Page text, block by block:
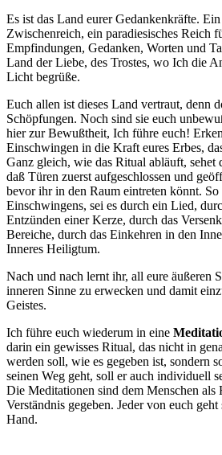
Es ist das Land eurer Gedankenkräfte. Ein
Zwischenreich, ein paradiesisches Reich
Empfindungen, Gedanken, Worten und
Land der Liebe, des Trostes, wo Ich die
Licht begrüße.
Euch allen ist dieses Land vertraut, denn
Schöpfungen. Noch sind sie euch
hier zur Bewußtheit, Ich führe euch!
Einschwingen in die Kraft eures Erbes,
Ganz gleich, wie das Ritual abläuft, sehet
daß Türen zuerst aufgeschlossen und
bevor ihr in den Raum eintreten könnt. So
Einschwingens, sei es durch ein Lied,
Entzünden einer Kerze, durch das
Bereiche, durch das Einkehren in den
Inneres Heiligtum.
Nach und nach lernt ihr, all eure äußeren
inneren Sinne zu erwecken und damit
Geistes.
Ich führe euch wiederum in eine
darin ein gewisses Ritual, das nicht in
werden soll, wie es gegeben ist, sondern
seinen Weg geht, soll er auch individuell
Die Meditationen sind dem Menschen als
Verständnis gegeben. Jeder von euch
Hand.